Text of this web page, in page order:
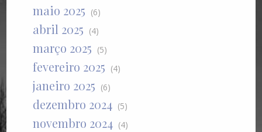
maio 2025 (6)
abril 2025 (4)
março 2025 (5)
fevereiro 2025 (4)
janeiro 2025 (6)
dezembro 2024 (5)
novembro 2024 (4)